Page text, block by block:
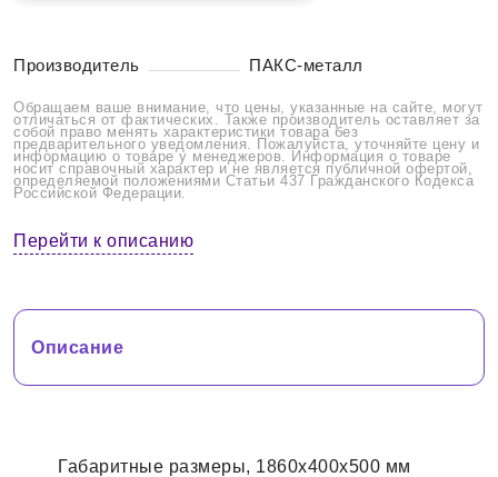
Производитель ПАКС-металл
Обращаем ваше внимание, что цены, указанные на сайте, могут
отличаться от фактических. Также производитель оставляет за
собой право менять характеристики товара без
предварительного уведомления. Пожалуйста, уточняйте цену и
информацию о товаре у менеджеров. Информация о товаре
носит справочный характер и не является публичной офертой,
определяемой положениями Статьи 437 Гражданского Кодекса
Российской Федерации.
Перейти к описанию
Описание
Габаритные размеры, 1860х400х500 мм